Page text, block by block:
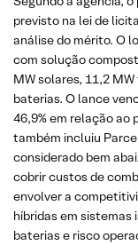
previsto na lei de
análise do mérito. O
com solução
MW solares, 11,2
baterias. O lance
46,9% em relação ao
também incluiu
considerado bem
cobrir custos de
envolver a
híbridas em sistemas
baterias e risco